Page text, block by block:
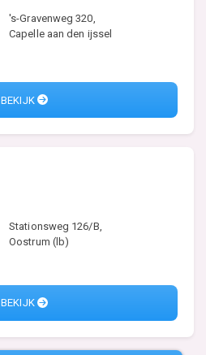
's-Gravenweg 320,
Capelle aan den ijssel
BEKIJK
Stationsweg 126/B,
Oostrum (lb)
BEKIJK